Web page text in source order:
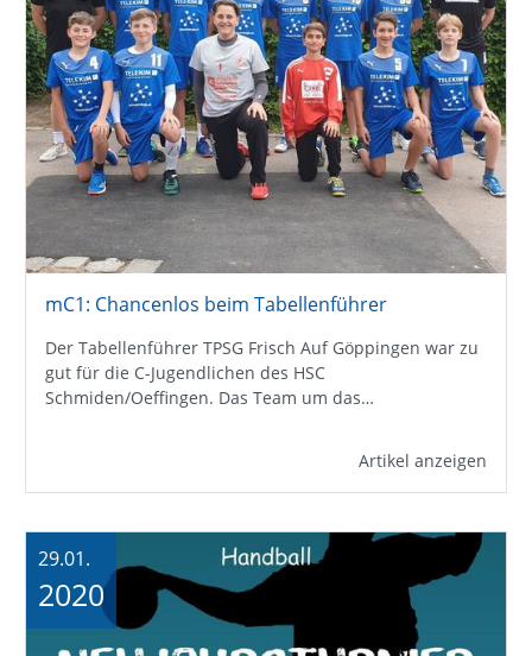
mC1: Chancenlos beim Tabellenführer
Der Tabellenführer TPSG Frisch Auf Göppingen war zu
gut für die C-Jugendlichen des HSC
Schmiden/Oeffingen. Das Team um das…
Artikel anzeigen
29.01.
2020